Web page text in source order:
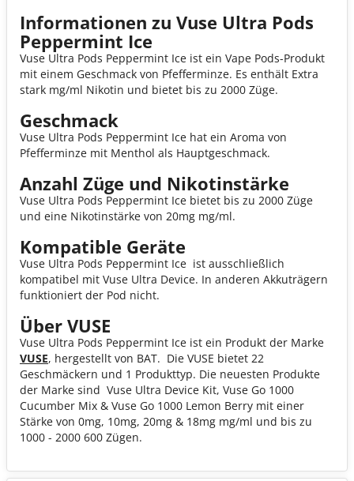
Informationen zu Vuse Ultra Pods
Peppermint Ice
Vuse Ultra Pods Peppermint Ice ist ein Vape Pods-Produkt
mit einem Geschmack von Pfefferminze. Es enthält Extra
stark mg/ml Nikotin und bietet bis zu 2000 Züge.
Geschmack
Vuse Ultra Pods Peppermint Ice hat ein Aroma von
Pfefferminze mit Menthol als Hauptgeschmack.
Anzahl Züge und Nikotinstärke
Vuse Ultra Pods Peppermint Ice bietet bis zu 2000 Züge
und eine Nikotinstärke von 20mg mg/ml.
Kompatible Geräte
Vuse Ultra Pods Peppermint Ice ist ausschließlich
kompatibel mit Vuse Ultra Device. In anderen Akkuträgern
funktioniert der Pod nicht.
Über VUSE
Vuse Ultra Pods Peppermint Ice ist ein Produkt der Marke
VUSE, hergestellt von BAT. Die VUSE bietet 22
Geschmäckern und 1 Produkttyp. Die neuesten Produkte
der Marke sind Vuse Ultra Device Kit, Vuse Go 1000
Cucumber Mix & Vuse Go 1000 Lemon Berry mit einer
Stärke von 0mg, 10mg, 20mg & 18mg mg/ml und bis zu
1000 - 2000 600 Zügen.